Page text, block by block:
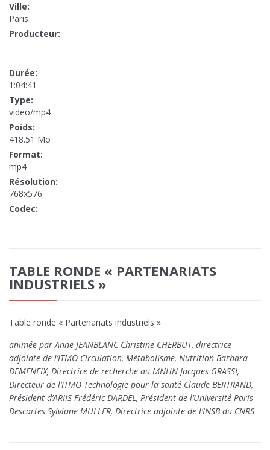
Ville:
Paris
Producteur:
-
Durée:
1:04:41
Type:
video/mp4
Poids:
418.51 Mo
Format:
mp4
Résolution:
768x576
Codec:
-
TABLE RONDE « PARTENARIATS
INDUSTRIELS »
Table ronde « Partenariats industriels »
animée par Anne JEANBLANC Christine CHERBUT, directrice
adjointe de l’ITMO Circulation, Métabolisme, Nutrition Barbara
DEMENEIX, Directrice de recherche au MNHN Jacques GRASSI,
Directeur de l’ITMO Technologie pour la santé Claude BERTRAND,
Président d’ARIIS Frédéric DARDEL, Président de l’Université Paris-
Descartes Sylviane MULLER, Directrice adjointe de l’INSB du CNRS